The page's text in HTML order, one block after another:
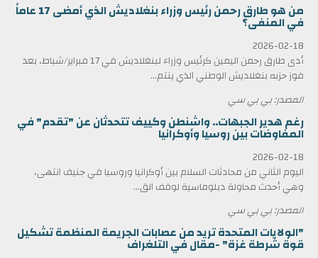
من هو طارق رحمن رئيس وزراء بنغلاديش الذي أمضى 17 عاماً
في المنفى؟
2026-02-18
أدى طارق رحمن اليمين كرئيس وزراء لبنغلاديش في 17 فبراير/شباط، بعد
فوز حزبه بنغلاديش الوطني الذي ينتم...
المصدر: بي بي سي
رغم هدير الجبهات.. واشنطن وكييف تتحدثان عن "تقدم" في
المفاوضات بين روسيا وأوكرانيا
2026-02-18
اليوم الثاني من محادثات السلام بين أوكرانيا وروسيا في جنيف انتهى،
وهي أحدث محاولة دبلوماسية لوقف الق...
المصدر: بي بي سي
"الولايات المتحدة تريد من عصابات الجريمة المنظمة تشكيل
قوة شرطة غزة" -مقال في التلغراف